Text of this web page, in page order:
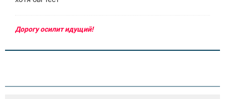
Дорогу осилит идущий!